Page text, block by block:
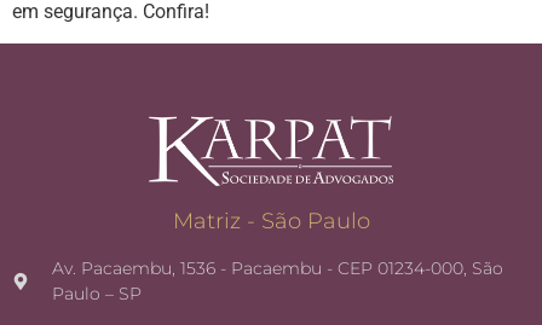
em segurança. Confira!
Matriz - São Paulo
Av. Pacaembu, 1536 - Pacaembu - CEP 01234-000, São
Paulo – SP